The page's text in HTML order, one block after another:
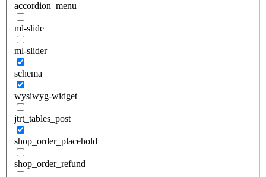
accordion_menu
ml-slide
ml-slider
schema
wysiwyg-widget
jtrt_tables_post
shop_order_placehold
shop_order_refund